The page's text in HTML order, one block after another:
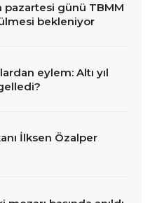
pazartesi günü TBMM
bekleniyor
eylem: Altı yıl
İlksen Özalper